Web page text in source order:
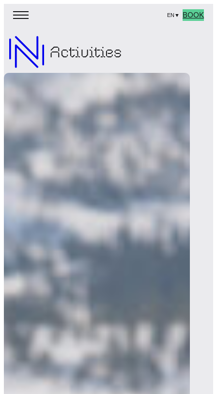
EN ▼ BOOK
Activities